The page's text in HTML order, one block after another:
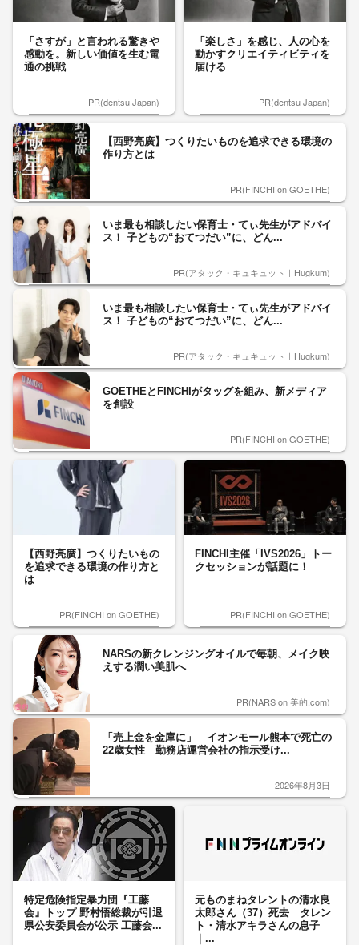
「さすが」と言われる驚きや
感動を。新しい価値を生む電
通の挑戦
PR(dentsu Japan)
「楽しさ」を感じ、人の心を
動かすクリエイティビティを
届ける
PR(dentsu Japan)
【西野亮廣】つくりたいものを追求できる環境の
作り方とは
PR(FINCHI on GOETHE)
いま最も相談したい保育士・てぃ先生がアドバイ
ス！ 子どもの“おてつだい”に、どん...
PR(アタック・キュキュット｜Hugkum)
いま最も相談したい保育士・てぃ先生がアドバイ
ス！ 子どもの“おてつだい”に、どん...
PR(アタック・キュキュット｜Hugkum)
GOETHEとFINCHIがタッグを組み、新メディア
を創設
PR(FINCHI on GOETHE)
【西野亮廣】つくりたいもの
を追求できる環境の作り方と
は
PR(FINCHI on GOETHE)
FINCHI主催「IVS2026」トー
クセッションが話題に！
PR(FINCHI on GOETHE)
NARSの新クレンジングオイルで毎朝、メイク映
えする潤い美肌へ
PR(NARS on 美的.com)
「売上金を金庫に」 イオンモール熊本で死亡の
22歳女性 勤務店運営会社の指示受け...
2026年8月3日
特定危険指定暴力団『工藤
会』トップ 野村悟総裁が引退
県公安委員会が公示 工藤会...
元ものまねタレントの清水良
太郎さん（37）死去 タレン
ト・清水アキラさんの息子
｜...